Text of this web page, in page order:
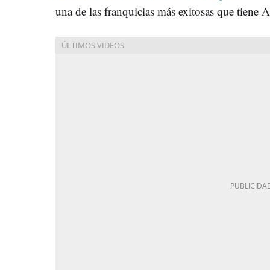
una de las franquicias más exitosas que tiene